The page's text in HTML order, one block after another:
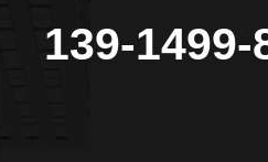
139-1499-